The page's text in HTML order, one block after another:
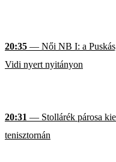
20:35 — Női NB I: a
Vidi nyert nyitányon
20:31 — Stollárék párosa
tenisztornán